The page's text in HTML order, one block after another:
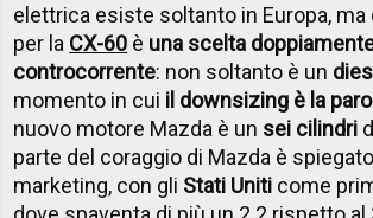
elettrica esiste soltanto in Europa, ma
per la CX-60 è una scelta
controcorrente: non soltanto è un
momento in cui il downsizing è la
nuovo motore Mazda è un sei cilindri
parte del coraggio di Mazda è
marketing, con gli Stati Uniti come